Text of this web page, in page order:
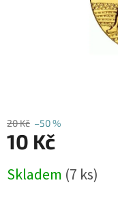
20 Kč –50 %
10 Kč
cena:
Skladem (7 ks)